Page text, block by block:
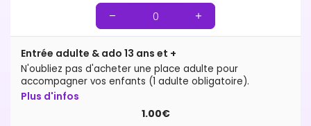
Entrée adulte & ado 13 ans et +
N'oubliez pas d'acheter une place adulte pour
accompagner vos enfants (1 adulte obligatoire).
Plus d'infos
1.00€